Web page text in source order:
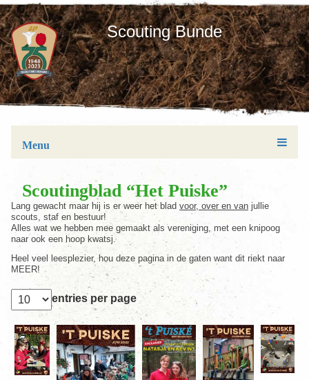
Scouting Bunde
Menu
Scoutingblad “Het Puiske”
Lang gewacht maar hij is er weer het blad voor, over en van jullie
scouts, staf en bestuur!
Alles wat we hebben mee gemaakt als vereniging, met een knipoog
naar ook een hoop kwatsj.
Heel veel leesplezier, hou deze pagina in de gaten want dit riekt naar
MEER!
entries per page